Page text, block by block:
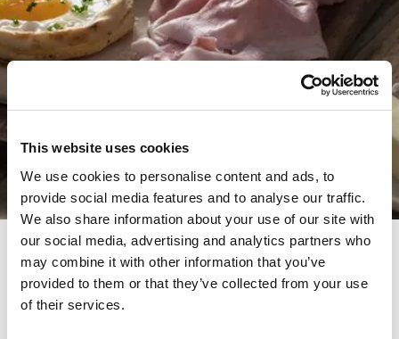
This website uses cookies
We use cookies to personalise content and ads, to
provide social media features and to analyse our traffic.
We also share information about your use of our site with
our social media, advertising and analytics partners who
may combine it with other information that you’ve
provided to them or that they’ve collected from your use
of their services.
Eggs Toast con Pancetta di